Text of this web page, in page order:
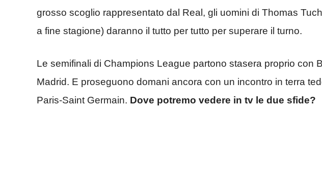
grosso scoglio rappresentato dal Real, gli uomini di Thomas
a fine stagione) daranno il tutto per tutto per superare il turno.
Le semifinali di Champions League partono stasera proprio con
Madrid. E proseguono domani ancora con un incontro in terra
Paris-Saint Germain. Dove potremo vedere in tv le due sfide?